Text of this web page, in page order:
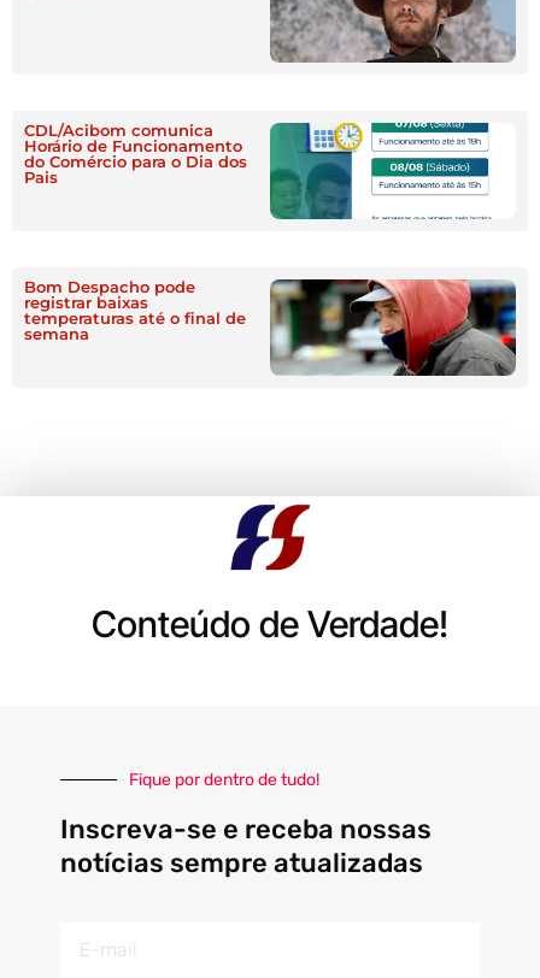
CDL/Acibom comunica
Horário de Funcionamento
do Comércio para o Dia dos
Pais
Bom Despacho pode
registrar baixas
temperaturas até o final de
semana
Conteúdo de Verdade!
Fique por dentro de tudo!
Inscreva-se e receba nossas
notícias sempre atualizadas